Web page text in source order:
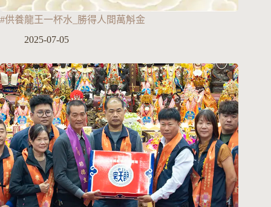
#供養龍王一杯水_勝得人間萬斛金
2025-07-05